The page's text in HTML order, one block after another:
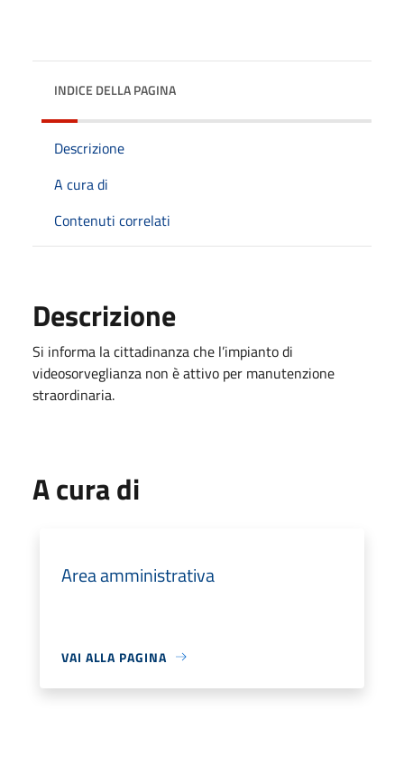
INDICE DELLA PAGINA
Descrizione
A cura di
Contenuti correlati
Descrizione
Si informa la cittadinanza che l’impianto di
videosorveglianza non è attivo per manutenzione
straordinaria.
A cura di
Area amministrativa
VAI ALLA PAGINA